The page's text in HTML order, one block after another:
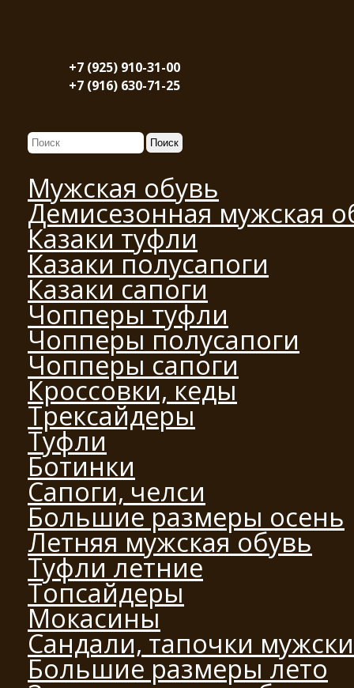
+7 (925) 910-31-00
+7 (916) 630-71-25
Мужская обувь
Демисезонная мужская
Казаки туфли
Казаки полусапоги
Казаки сапоги
Чопперы туфли
Чопперы полусапоги
Чопперы сапоги
Кроссовки, кеды
Трексайдеры
Туфли
Ботинки
Сапоги, челси
Большие размеры осень
Летняя мужская обувь
Туфли летние
Топсайдеры
Мокасины
Сандали, тапочки
Большие размеры лето